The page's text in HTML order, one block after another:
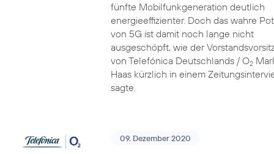
fünfte Mobilfunkgeneration deutlich
energieeffizienter. Doch das wahre
von 5G ist damit noch lange nicht
ausgeschöpft, wie der
von Telefónica Deutschlands / O2
Haas kürzlich in einem
sagte.
09. Dezember 2020